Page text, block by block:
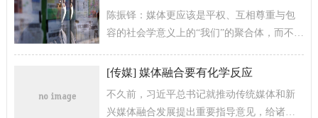
陈振铎：媒体更应该是平权、互相尊重与包
容的社会学意义上的“我们”的聚合体，而不单
[传媒] 媒体融合要有化学反应
不久前，习近平总书记就推动传统媒体和新
兴媒体融合发展提出重要指导意见，给诸多